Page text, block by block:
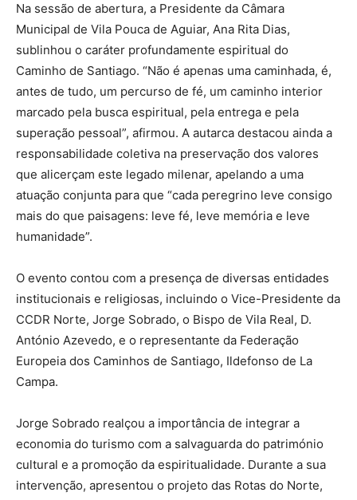
Na sessão de abertura, a Presidente da Câmara
Municipal de Vila Pouca de Aguiar, Ana Rita Dias,
sublinhou o caráter profundamente espiritual do
Caminho de Santiago. “Não é apenas uma caminhada, é,
antes de tudo, um percurso de fé, um caminho interior
marcado pela busca espiritual, pela entrega e pela
superação pessoal”, afirmou. A autarca destacou ainda a
responsabilidade coletiva na preservação dos valores
que alicerçam este legado milenar, apelando a uma
atuação conjunta para que “cada peregrino leve consigo
mais do que paisagens: leve fé, leve memória e leve
humanidade”.
O evento contou com a presença de diversas entidades
institucionais e religiosas, incluindo o Vice-Presidente da
CCDR Norte, Jorge Sobrado, o Bispo de Vila Real, D.
António Azevedo, e o representante da Federação
Europeia dos Caminhos de Santiago, Ildefonso de La
Campa.
Jorge Sobrado realçou a importância de integrar a
economia do turismo com a salvaguarda do património
cultural e a promoção da espiritualidade. Durante a sua
intervenção, apresentou o projeto das Rotas do Norte,